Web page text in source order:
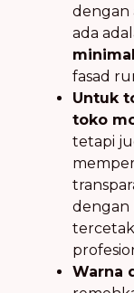
dengan
ada
fasad
Untuk
toko
tetapi
dengan
Warna